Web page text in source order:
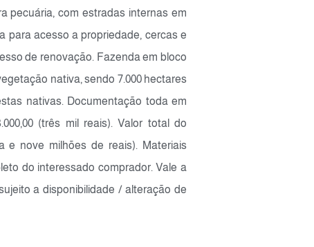
pecuária, com estradas internas em
para acesso a propriedade, cercas e
de renovação. Fazenda em bloco
nativa, sendo 7.000 hectares
nativas. Documentação toda em
(três mil reais). Valor total do
e nove milhões de reais). Materiais
do interessado comprador. Vale a
a disponibilidade / alteração de